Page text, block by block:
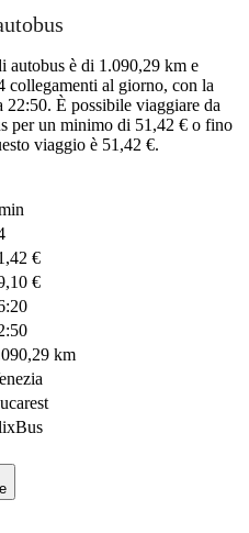
autobus è di 1.090,29 km e
collegamenti al giorno, con la
22:50. È possibile viaggiare da
per un minimo di 51,42 € o fino
viaggio è 51,42 €.
€
€
km
©CARTO